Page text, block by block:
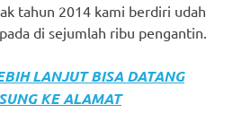
tahun 2014 kami berdiri udah
di sejumlah ribu pengantin.
LANJUT BISA DATANG
KE ALAMAT